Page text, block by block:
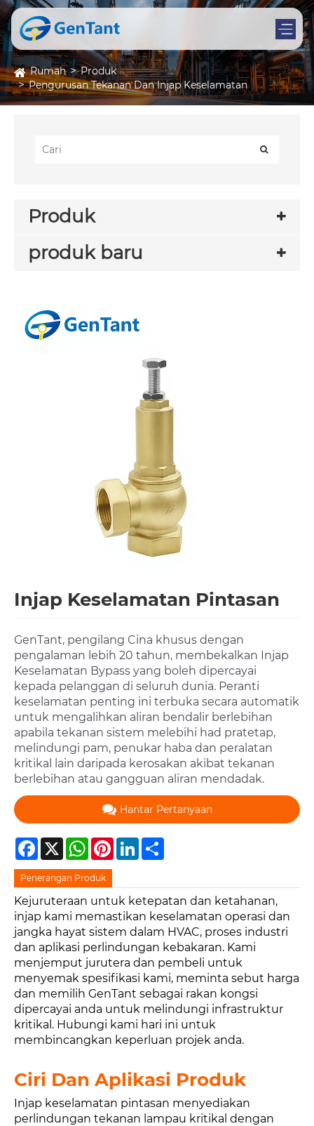
Rumah
Produk
Pengurusan Tekanan Dan Injap Keselamatan
Produk
produk baru
Injap Keselamatan Pintasan
GenTant, pengilang Cina khusus dengan
pengalaman lebih 20 tahun, membekalkan Injap
Keselamatan Bypass yang boleh dipercayai
kepada pelanggan di seluruh dunia. Peranti
keselamatan penting ini terbuka secara automatik
untuk mengalihkan aliran bendalir berlebihan
apabila tekanan sistem melebihi had pratetap,
melindungi pam, penukar haba dan peralatan
kritikal lain daripada kerosakan akibat tekanan
berlebihan atau gangguan aliran mendadak.
Hantar Pertanyaan
Facebook
X WhatsAppPinterestLinkedIn
Penerangan Produk
Kejuruteraan untuk ketepatan dan ketahanan,
injap kami memastikan keselamatan operasi dan
jangka hayat sistem dalam HVAC, proses industri
dan aplikasi perlindungan kebakaran. Kami
menjemput jurutera dan pembeli untuk
menyemak spesifikasi kami, meminta sebut harga
dan memilih GenTant sebagai rakan kongsi
dipercayai anda untuk melindungi infrastruktur
kritikal. Hubungi kami hari ini untuk
membincangkan keperluan projek anda.
Ciri Dan Aplikasi Produk
Injap keselamatan pintasan menyediakan
perlindungan tekanan lampau kritikal dengan